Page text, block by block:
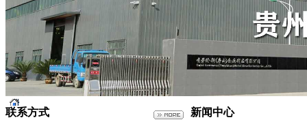
联系方式
新闻中心